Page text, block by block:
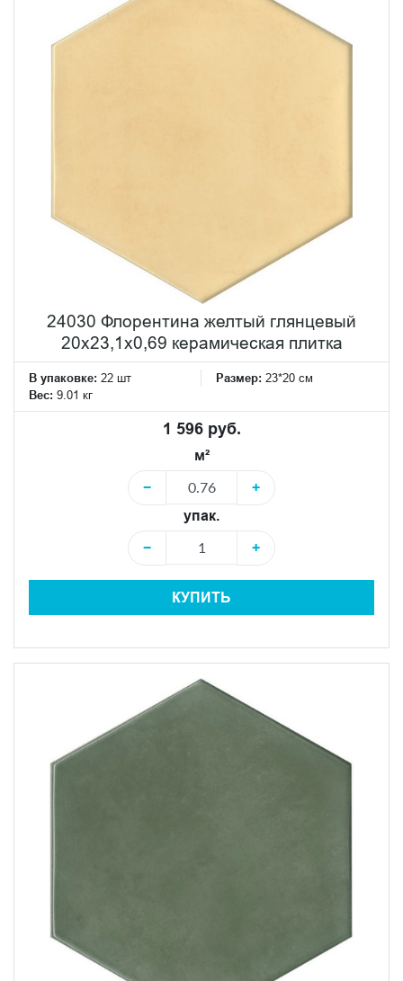
24030 Флорентина желтый глянцевый
20x23,1x0,69 керамическая плитка
В упаковке: 22 шт Размер: 23*20 см
Вес: 9.01 кг
1 596 руб.
м²
−
+
упак.
−
+
КУПИТЬ